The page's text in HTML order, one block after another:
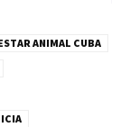
ANIMAL CUBA